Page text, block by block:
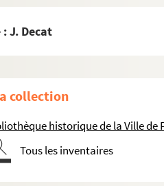
J. Decat
collection
historique de la Ville de
Tous les inventaires
l'Asile temporaire, 71 avenue Félix
divers établissements
établissements
établissements